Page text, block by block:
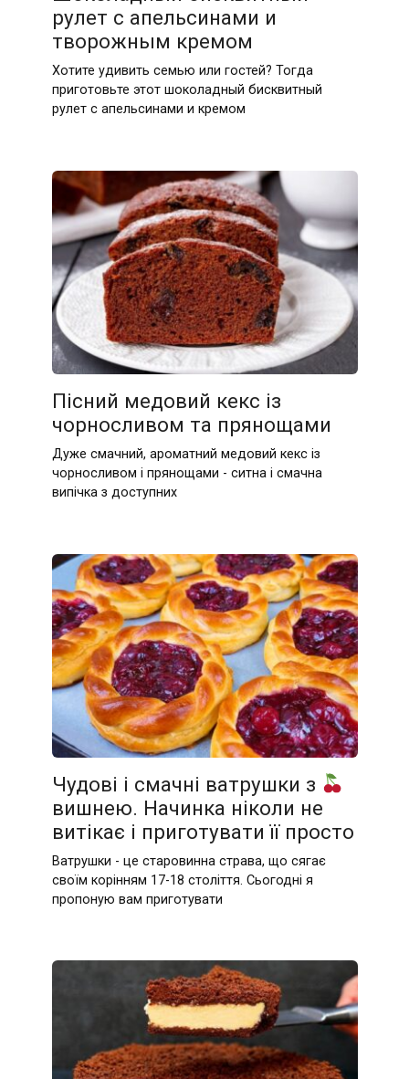
рулет с апельсинами и
творожным кремом
Хотите удивить семью или гостей? Тогда
приготовьте этот шоколадный бисквитный
рулет с апельсинами и кремом
Пісний медовий кекс із
чорносливом та прянощами
Дуже смачний, ароматний медовий кекс із
чорносливом і прянощами - ситна і смачна
випічка з доступних
Чудові і смачні ватрушки з
вишнею. Начинка ніколи не
витікає і приготувати її просто
Ватрушки - це старовинна страва, що сягає
своїм корінням 17-18 століття. Сьогодні я
пропоную вам приготувати